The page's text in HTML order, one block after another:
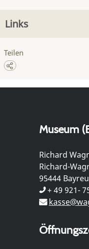
Links
Teilen
Museum
Richard
Richard-
95444
+ 49 921-